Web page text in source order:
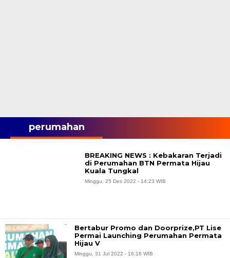
perumahan
BREAKING NEWS : Kebakaran Terjadi
di Perumahan BTN Permata Hijau
Kuala Tungkal
Minggu, 25 Des 2022 - 14:23 WIB
Bertabur Promo dan Doorprize,PT Lise
Permai Launching Perumahan Permata
Hijau V
Minggu, 31 Jul 2022 - 16:16 WIB